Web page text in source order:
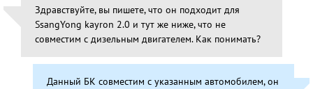
Здравствуйте, вы пишете, что он подходит для
SsangYong kayron 2.0 и тут же ниже, что не
совместим с дизельным двигателем. Как понимать?
Данный БК совместим с указанным автомобилем, он